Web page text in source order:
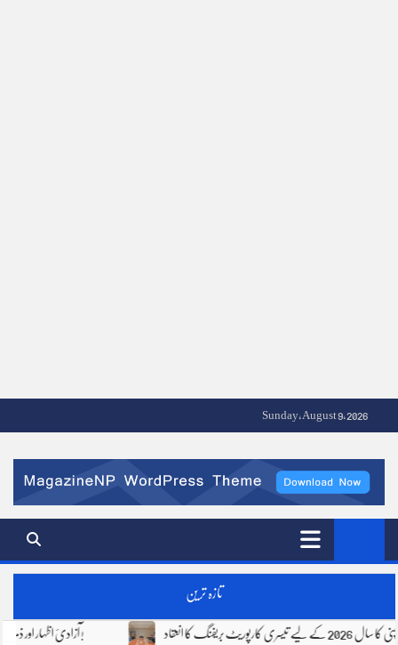
to
تازہ ترین
فوجی فرٹیلائزر کمپنی کا سال 2026 کے لیے تیسری کارپوریٹ بریفنگ کا انعقاد